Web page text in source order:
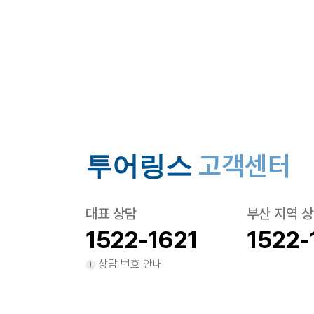
투어링스 고객센터
대표 상담
1522-1621
상담 번호 안내
부산 지역